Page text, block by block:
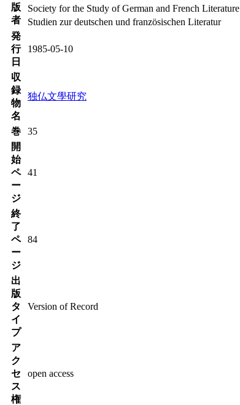
版
者
Society for the Study of German and French Literature
Studien zur deutschen und französischen Literatur
発
行
日
1985-05-10
収
録
物
名
独仏文學研究
巻
35
開
始
ペ
ー
ジ
41
終
了
ペ
ー
ジ
84
出
版
タ
イ
プ
Version of Record
ア
ク
セ
ス
権
open access